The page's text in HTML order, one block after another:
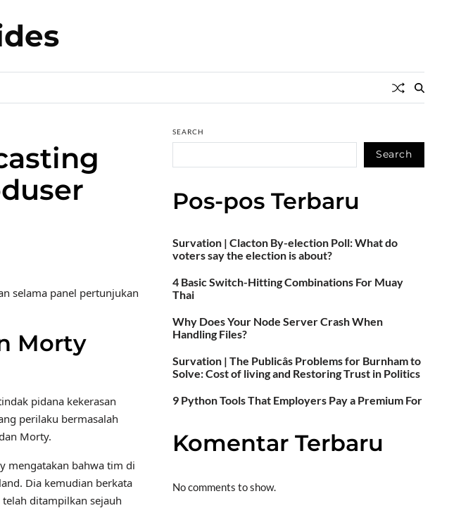
selama panel pertunjukan
Morty
pidana kekerasan
perilaku bermasalah
Morty.
mengatakan bahwa tim di
Dia kemudian berkata
ditampilkan sejauh
SEARCH
Search
Pos-pos Terbaru
Survation | Clacton By-election Poll: What do
voters say the election is about?
4 Basic Switch-Hitting Combinations For Muay
Thai
Why Does Your Node Server Crash When
Handling Files?
Survation | The Publicâs Problems for Burnham to
Solve: Cost of living and Restoring Trust in Politics
9 Python Tools That Employers Pay a Premium For
Komentar Terbaru
No comments to show.